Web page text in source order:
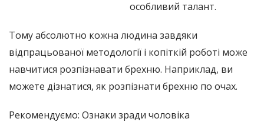
особливий талант.
Тому абсолютно кожна людина завдяки
відпрацьованої методології і копіткій роботі може
навчитися розпізнавати брехню. Наприклад, ви
можете дізнатися, як розпізнати брехню по очах.
Рекомендуємо: Ознаки зради чоловіка